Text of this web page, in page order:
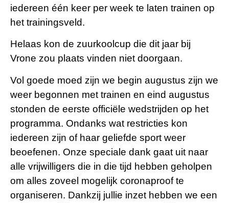
iedereen één keer per week te laten trainen op
het trainingsveld.
Helaas kon de zuurkoolcup die dit jaar bij
Vrone zou plaats vinden niet doorgaan.
Vol goede moed zijn we begin augustus zijn we
weer begonnen met trainen en eind augustus
stonden de eerste officiële wedstrijden op het
programma. Ondanks wat restricties kon
iedereen zijn of haar geliefde sport weer
beoefenen. Onze speciale dank gaat uit naar
alle vrijwilligers die in die tijd hebben geholpen
om alles zoveel mogelijk coronaproof te
organiseren. Dankzij jullie inzet hebben we een